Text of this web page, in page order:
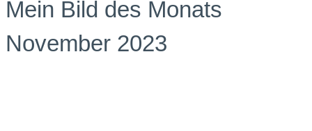
Mein Bild des Monats
November 2023